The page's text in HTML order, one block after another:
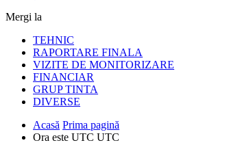
Mergi la
TEHNIC
RAPORTARE FINALA
VIZITE DE MONITORIZARE
FINANCIAR
GRUP TINTA
DIVERSE
Acasă Prima pagină
Ora este UTC UTC